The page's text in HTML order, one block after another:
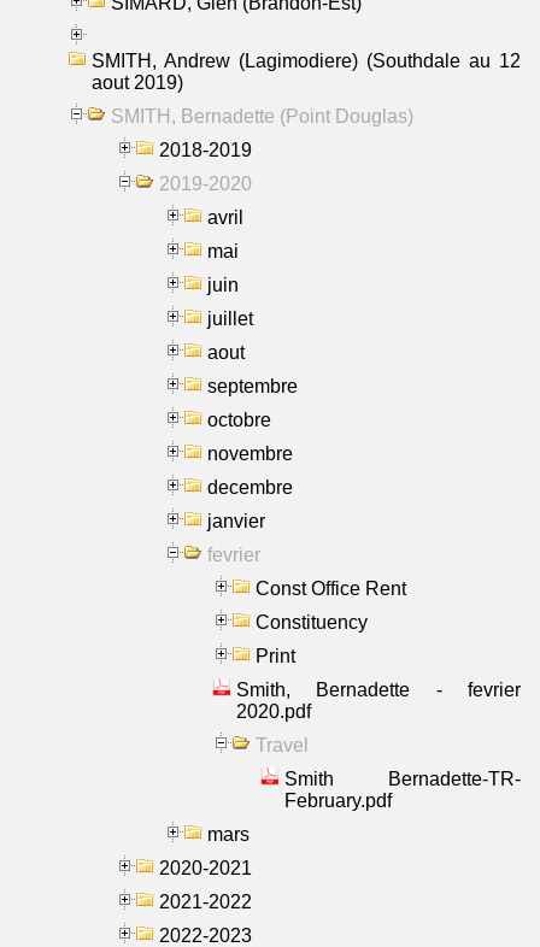
SMITH, Andrew (Lagimodiere) (Southdale au 12
aout 2019)
SMITH, Bernadette (Point Douglas)
2018-2019
2019-2020
avril
mai
juin
juillet
aout
septembre
octobre
novembre
decembre
janvier
fevrier
Const Office Rent
Constituency
Print
Smith, Bernadette - fevrier
2020.pdf
Travel
Smith Bernadette-TR-
February.pdf
mars
2020-2021
2021-2022
2022-2023